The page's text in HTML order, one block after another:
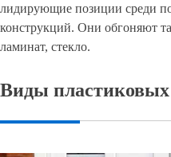
лидирующие позиции среди
конструкций. Они обгоняют
ламинат, стекло.
Виды пластиковых